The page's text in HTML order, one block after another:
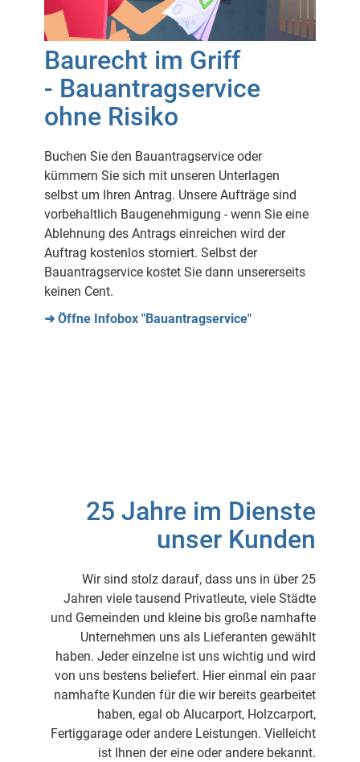
Baurecht im Griff
- Bauantragservice
ohne Risiko
Buchen Sie den Bauantragservice oder
kümmern Sie sich mit unseren Unterlagen
selbst um Ihren Antrag. Unsere Aufträge sind
vorbehaltlich Baugenehmigung - wenn Sie eine
Ablehnung des Antrags einreichen wird der
Auftrag kostenlos storniert. Selbst der
Bauantragservice kostet Sie dann unsererseits
keinen Cent.
➜ Öffne Infobox "Bauantragservice"
25 Jahre im Dienste
unser Kunden
Wir sind stolz darauf, dass uns in über 25
Jahren viele tausend Privatleute, viele Städte
und Gemeinden und kleine bis große namhafte
Unternehmen uns als Lieferanten gewählt
haben. Jeder einzelne ist uns wichtig und wird
von uns bestens beliefert. Hier einmal ein paar
namhafte Kunden für die wir bereits gearbeitet
haben, egal ob Alucarport, Holzcarport,
Fertiggarage oder andere Leistungen. Vielleicht
ist Ihnen der eine oder andere bekannt.